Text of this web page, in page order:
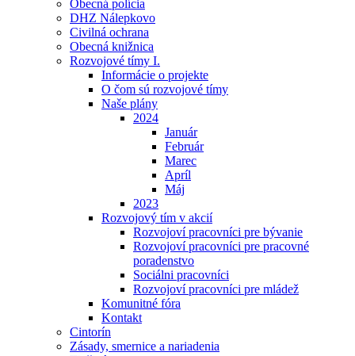
Obecná polícia
DHZ Nálepkovo
Civilná ochrana
Obecná knižnica
Rozvojové tímy I.
Informácie o projekte
O čom sú rozvojové tímy
Naše plány
2024
Január
Február
Marec
Apríl
Máj
2023
Rozvojový tím v akcií
Rozvojoví pracovníci pre bývanie
Rozvojoví pracovníci pre pracovné
poradenstvo
Sociálni pracovníci
Rozvojoví pracovníci pre mládež
Komunitné fóra
Kontakt
Cintorín
Zásady, smernice a nariadenia